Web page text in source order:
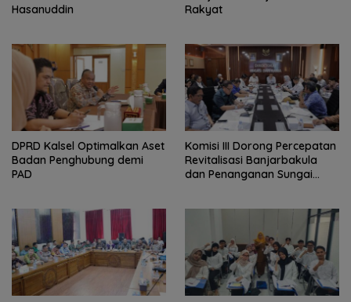
Hasanuddin
Rakyat
‎DPRD Kalsel Optimalkan Aset
Badan Penghubung demi
PAD
‎Komisi III Dorong Percepatan
Revitalisasi Banjarbakula
dan Penanganan Sungai